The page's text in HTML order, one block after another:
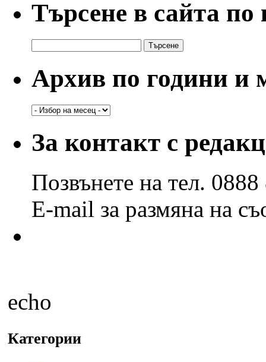
Търсене в сайта
за:
Архив по години и
Архив
и
месеци
За контакт с
Позвънете на тел.
E-mail за размяна на
echo
Категории